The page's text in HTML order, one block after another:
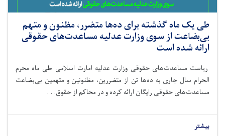
طی یک ماه گذشته برای ده‌ها متضرر، مظنون و متهم
بی‌بضاعت از سوی وزارت عدلیه مساعدت‌های حقوقی
ارائه شده است
ریاست مساعدت‌های حقوقی وزارت عدلیه امارت اسلامی طی ماه‌ محرم
الحرام سال جاری به ده‌ها تن از متضررین، مظنونین و متهمین بی‌بضاعت
مساعدت‌های حقوقی رایگان ارائه کرده و در محاکم از حقوق. . .
بیشتر